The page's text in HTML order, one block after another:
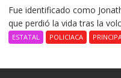
Fue identificado como
que perdió la vida tras la
ESTATAL POLICIACA